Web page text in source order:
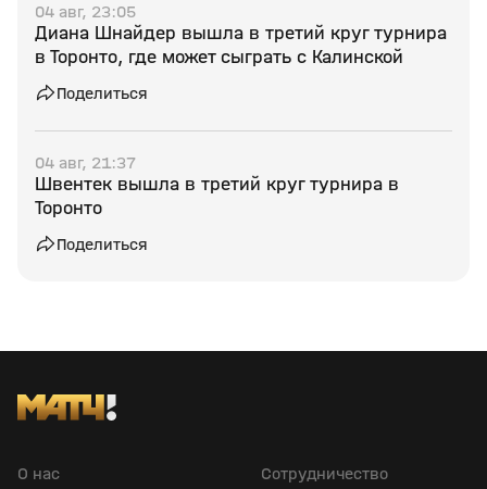
04 авг, 23:05
Диана Шнайдер вышла в третий круг турнира
в Торонто, где может сыграть с Калинской
Поделиться
04 авг, 21:37
Швентек вышла в третий круг турнира в
Торонто
Поделиться
О нас
Сотрудничество